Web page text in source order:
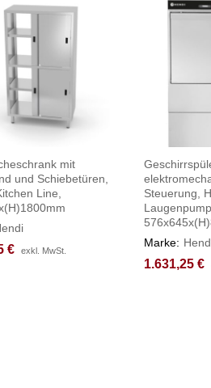
mit
und Schiebetüren,
Line,
€ exkl. MwSt.
€ exkl. MwSt.
Steuerung,
Marke:
1.631,25 €
1.631,25 €